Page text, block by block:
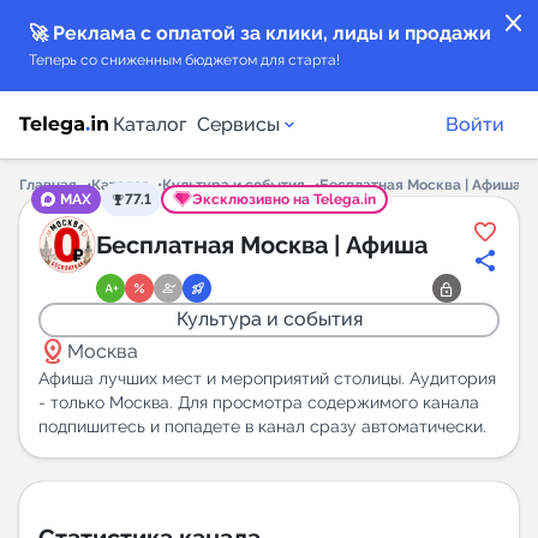
close
🚀 Реклама с оплатой за клики, лиды и продажи
Теперь со сниженным бюджетом для старта!
Каталог Сервисы
Каталог каналов
Каталог ботов
Горящие предложения
Индекс читаемости каналов в Telegram
Войти
Главная Каталог Культура и события
Бесплатная Москва | Афиша
MAX
77.1 Эксклюзивно на Telega.in
Бесплатная Москва | Афиша
Культура и события
distance Москва
Афиша лучших мест и мероприятий столицы. Аудитория
- только Москва. Для просмотра содержимого канала
подпишитесь и попадете в канал сразу автоматически.